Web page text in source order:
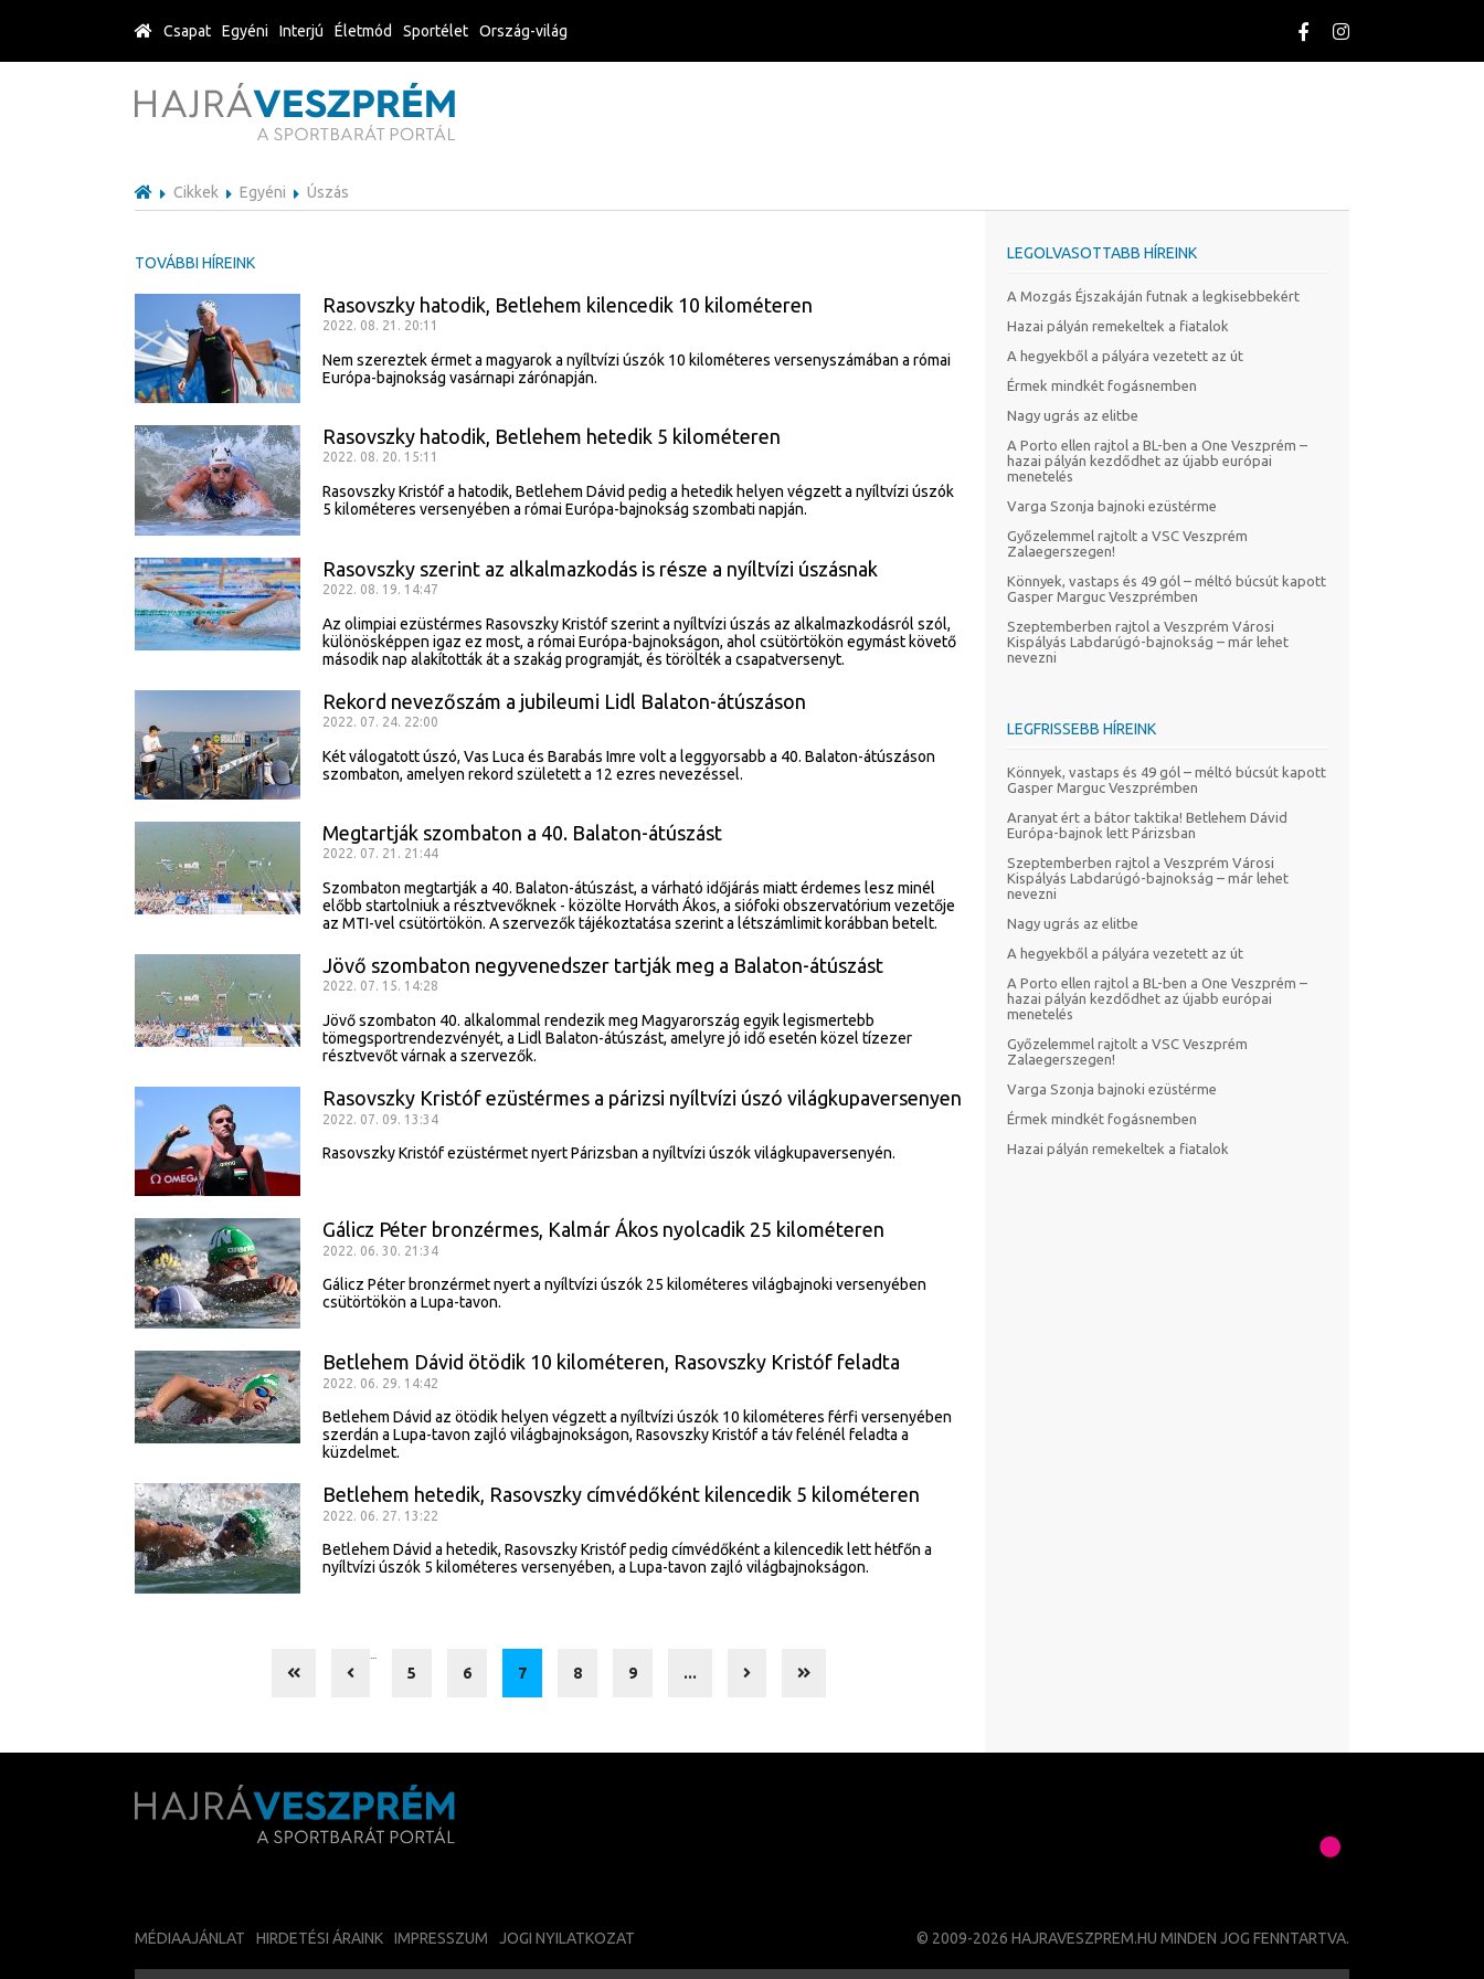
Cikkek Egyéni Úszás
TOVÁBBI HÍREINK
Rasovszky hatodik, Betlehem kilencedik 10 kilométeren
2022. 08. 21. 20:11
Nem szereztek érmet a magyarok a nyíltvízi úszók 10 kilométeres versenyszámában a római
Európa-bajnokság vasárnapi zárónapján.
Rasovszky hatodik, Betlehem hetedik 5 kilométeren
2022. 08. 20. 15:11
Rasovszky Kristóf a hatodik, Betlehem Dávid pedig a hetedik helyen végzett a nyíltvízi úszók
5 kilométeres versenyében a római Európa-bajnokság szombati napján.
Rasovszky szerint az alkalmazkodás is része a nyíltvízi úszásnak
2022. 08. 19. 14:47
Az olimpiai ezüstérmes Rasovszky Kristóf szerint a nyíltvízi úszás az alkalmazkodásról szól,
különösképpen igaz ez most, a római Európa-bajnokságon, ahol csütörtökön egymást követő
második nap alakították át a szakág programját, és törölték a csapatversenyt.
Rekord nevezőszám a jubileumi Lidl Balaton-átúszáson
2022. 07. 24. 22:00
Két válogatott úszó, Vas Luca és Barabás Imre volt a leggyorsabb a 40. Balaton-átúszáson
szombaton, amelyen rekord született a 12 ezres nevezéssel.
Megtartják szombaton a 40. Balaton-átúszást
2022. 07. 21. 21:44
Szombaton megtartják a 40. Balaton-átúszást, a várható időjárás miatt érdemes lesz minél
előbb startolniuk a résztvevőknek - közölte Horváth Ákos, a siófoki obszervatórium vezetője
az MTI-vel csütörtökön. A szervezők tájékoztatása szerint a létszámlimit korábban betelt.
Jövő szombaton negyvenedszer tartják meg a Balaton-átúszást
2022. 07. 15. 14:28
Jövő szombaton 40. alkalommal rendezik meg Magyarország egyik legismertebb
tömegsportrendezvényét, a Lidl Balaton-átúszást, amelyre jó idő esetén közel tízezer
résztvevőt várnak a szervezők.
Rasovszky Kristóf ezüstérmes a párizsi nyíltvízi úszó világkupaversenyen
2022. 07. 09. 13:34
Rasovszky Kristóf ezüstérmet nyert Párizsban a nyíltvízi úszók világkupaversenyén.
Gálicz Péter bronzérmes, Kalmár Ákos nyolcadik 25 kilométeren
2022. 06. 30. 21:34
Gálicz Péter bronzérmet nyert a nyíltvízi úszók 25 kilométeres világbajnoki versenyében
csütörtökön a Lupa-tavon.
Betlehem Dávid ötödik 10 kilométeren, Rasovszky Kristóf feladta
2022. 06. 29. 14:42
Betlehem Dávid az ötödik helyen végzett a nyíltvízi úszók 10 kilométeres férfi versenyében
szerdán a Lupa-tavon zajló világbajnokságon, Rasovszky Kristóf a táv felénél feladta a
küzdelmet.
Betlehem hetedik, Rasovszky címvédőként kilencedik 5 kilométeren
2022. 06. 27. 13:22
Betlehem Dávid a hetedik, Rasovszky Kristóf pedig címvédőként a kilencedik lett hétfőn a
nyíltvízi úszók 5 kilométeres versenyében, a Lupa-tavon zajló világbajnokságon.
...
5 6 7 8 9 ...
LEGOLVASOTTABB HÍREINK
A Mozgás Éjszakáján futnak a legkisebbekért
Hazai pályán remekeltek a fiatalok
A hegyekből a pályára vezetett az út
Érmek mindkét fogásnemben
Nagy ugrás az elitbe
A Porto ellen rajtol a BL-ben a One Veszprém –
hazai pályán kezdődhet az újabb európai
menetelés
Varga Szonja bajnoki ezüstérme
Győzelemmel rajtolt a VSC Veszprém
Zalaegerszegen!
Könnyek, vastaps és 49 gól – méltó búcsút kapott
Gasper Marguc Veszprémben
Szeptemberben rajtol a Veszprém Városi
Kispályás Labdarúgó-bajnokság – már lehet
nevezni
LEGFRISSEBB HÍREINK
Könnyek, vastaps és 49 gól – méltó búcsút kapott
Gasper Marguc Veszprémben
Aranyat ért a bátor taktika! Betlehem Dávid
Európa-bajnok lett Párizsban
Szeptemberben rajtol a Veszprém Városi
Kispályás Labdarúgó-bajnokság – már lehet
nevezni
Nagy ugrás az elitbe
A hegyekből a pályára vezetett az út
A Porto ellen rajtol a BL-ben a One Veszprém –
hazai pályán kezdődhet az újabb európai
menetelés
Győzelemmel rajtolt a VSC Veszprém
Zalaegerszegen!
Varga Szonja bajnoki ezüstérme
Érmek mindkét fogásnemben
Hazai pályán remekeltek a fiatalok
MÉDIAAJÁNLAT HIRDETÉSI ÁRAINK IMPRESSZUM JOGI NYILATKOZAT © 2009-2026 HAJRAVESZPREM.HU MINDEN JOG FENNTARTVA.
Csapat Egyéni Interjú Életmód Sportélet Ország-világ